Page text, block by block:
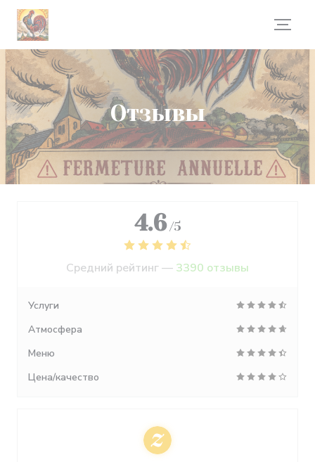
Панель управления cookies
Отзывы
4.6 /5
Средний рейтинг — 3390 отзывы
Услуги
Атмосфера
Меню
Цена/качество